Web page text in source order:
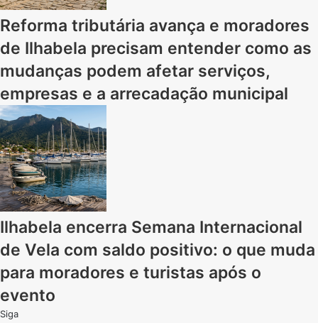
Reforma tributária avança e moradores
de Ilhabela precisam entender como as
mudanças podem afetar serviços,
empresas e a arrecadação municipal
Ilhabela encerra Semana Internacional
de Vela com saldo positivo: o que muda
para moradores e turistas após o
evento
Siga